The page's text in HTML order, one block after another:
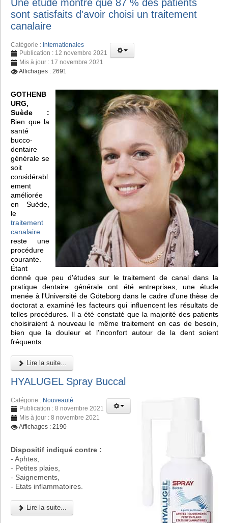
Une étude montre que 87 % des patients
sont satisfaits d'avoir choisi un traitement
canalaire
Catégorie : Internationales
Publication : 12 novembre 2021
Mis à jour : 17 novembre 2021
Affichages : 2691
GOTHENB
URG,
Suède :
Bien que la
santé
bucco-
dentaire
générale se
soit
considérabl
ement
améliorée
en Suède,
le
traitement
canalaire
reste une
procédure
courante.
Étant
donné que peu d'études sur le traitement de canal dans la
pratique dentaire générale ont été entreprises, une étude
menée à l'Université de Göteborg dans le cadre d'une thèse de
doctorat a examiné les facteurs qui influencent les résultats de
telles procédures. Il a été constaté que la majorité des patients
choisiraient à nouveau le même traitement en cas de besoin,
bien que la douleur et l'inconfort autour de la dent soient
fréquents.
Lire la suite...
HYALUGEL Spray Buccal
Catégorie : Nouveauté
Publication : 8 novembre 2021
Mis à jour : 8 novembre 2021
Affichages : 2190
Dispositif indiqué contre :
- Aphtes,
- Petites plaies,
- Saignements,
- Etats inflammatoires.
Lire la suite...